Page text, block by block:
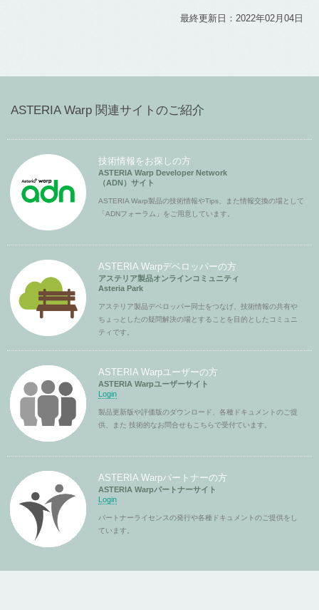
最終更新日：2022年02月04日
ASTERIA Warp 関連サイトのご紹介
技術情報をお探しの方
ASTERIA Warp Developer Network
（ADN）サイト
ASTERIA Warp製品の技術情報やTips、また情報交換の場として
「ADNフォーラム」をご用意しています。
ASTERIA Warpデベロッパーの方
アステリア製品オンラインコミュニティ
Asteria Park
アステリア製品デベロッパー同士をつなげ、技術情報の共有や
ちょっとしたの疑問解決の場とすることを目的としたコミュニ
ティです。
ASTERIA Warpユーザーの方
ASTERIA Warpユーザーサイト
Login
製品更新版や評価版のダウンロード、各種ドキュメントのご提
供、また 技術的なお問合せもこちらで受付ています。
ASTERIA Warpパートナーの方
ASTERIA Warpパートナーサイト
Login
パートナーライセンスの発行や各種ドキュメントのご提供をし
ています。